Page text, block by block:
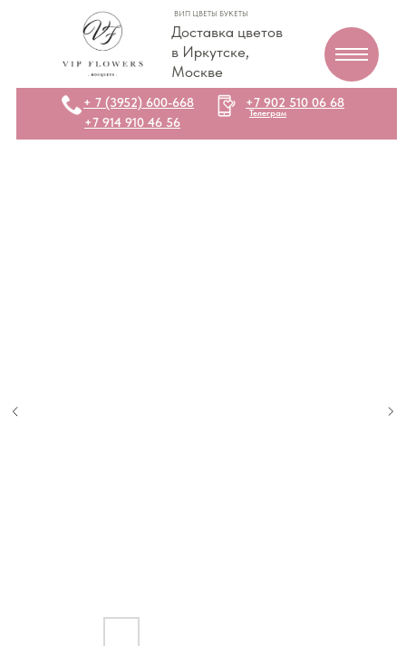
Доставка цветов
в Иркутске,
Москве
ВИП ЦВЕТЫ БУКЕТЫ
+7 914 910 46 56
+7 902 510 06 68
Телеграм
+ 7 (3952) 600-668